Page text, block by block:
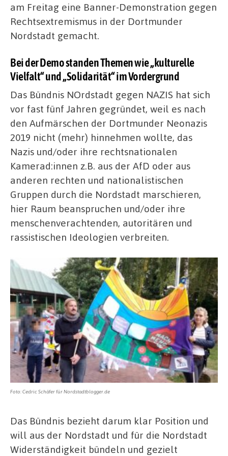
am Freitag eine Banner-Demonstration gegen
Rechtsextremismus in der Dortmunder
Nordstadt gemacht.
Bei der Demo standen Themen wie „kulturelle
Vielfalt“ und „Solidarität“ im Vordergrund
Das Bündnis NOrdstadt gegen NAZIS hat sich
vor fast fünf Jahren gegründet, weil es nach
den Aufmärschen der Dortmunder Neonazis
2019 nicht (mehr) hinnehmen wollte, das
Nazis und/oder ihre rechtsnationalen
Kamerad:innen z.B. aus der AfD oder aus
anderen rechten und nationalistischen
Gruppen durch die Nordstadt marschieren,
hier Raum beanspruchen und/oder ihre
menschenverachtenden, autoritären und
rassistischen Ideologien verbreiten.
Foto: Cedric Schäfer für Nordstadtblogger.de
Das Bündnis bezieht darum klar Position und
will aus der Nordstadt und für die Nordstadt
Widerständigkeit bündeln und gezielt